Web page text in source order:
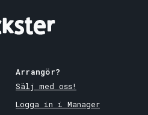
Arrangör?
Sälj med oss!
Logga in i Manager